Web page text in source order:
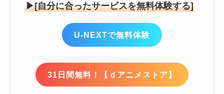
▶[自分に合ったサービスを無料体験する]
U-NEXTで無料体験
31日間無料！【ｄアニメストア】